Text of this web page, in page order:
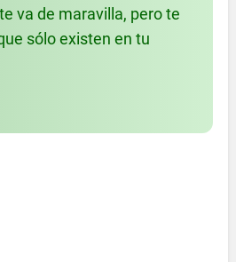
va de maravilla, pero te
sólo existen en tu